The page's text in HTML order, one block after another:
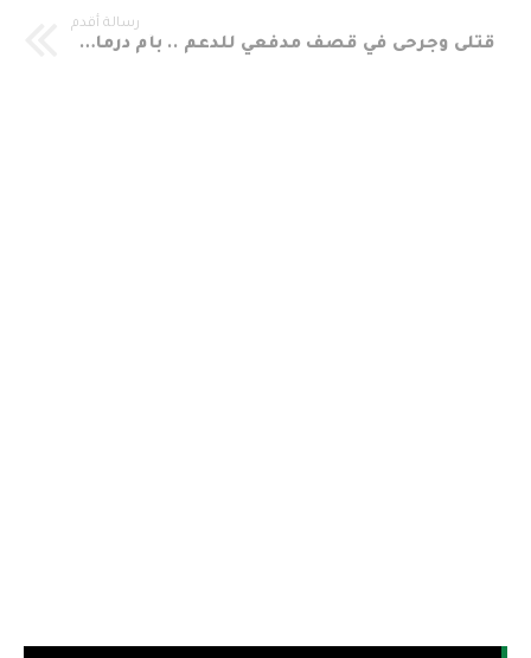
رسالة أقدم
قتلى وجرحى في قصف مدفعي للدعم .. بأم درمان وسط أزمة مياه خانقة